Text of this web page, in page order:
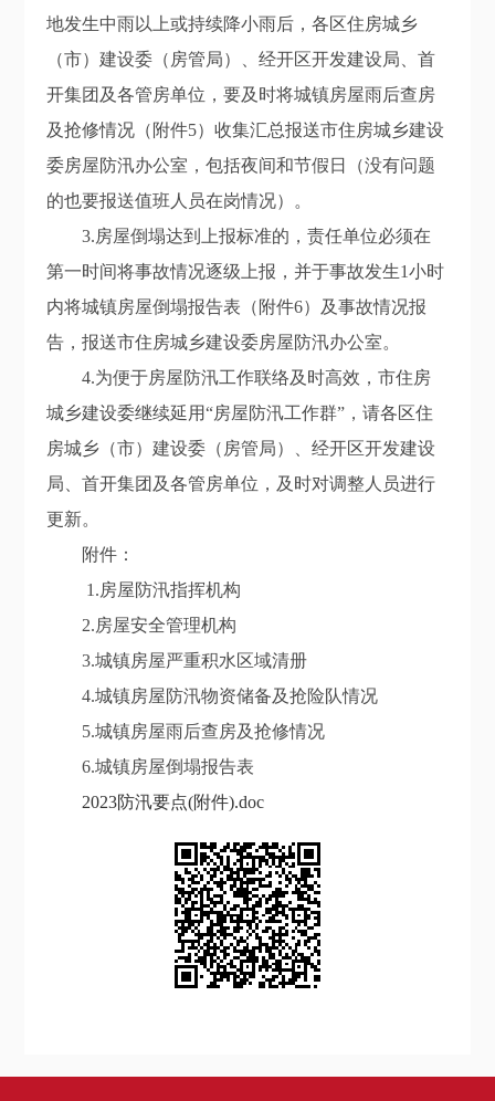
地发生中雨以上或持续降小雨后，各区住房城乡
（市）建设委（房管局） 、经开区开发建设局 、首
开集团 及各管房单位 ，要及时将城镇房屋雨后查房
及抢修情况（附件5）收集汇总报送市住房城乡建设
委房屋防汛办公室，包括夜间和节假日
（没有问题
的也要报送值班人员在岗情况）。
3.房屋倒塌达到上报标准的，责任单位必须在
第一时间将事故情况逐级上报，并于事故发生1小时
内将城镇房屋倒塌报告表（附件6） 及事故情况报
告 ，报送市住房城乡建设委房屋防汛办公室。
4.为便于房屋防汛工作联络及时高效 ，市住房
城乡建设委继续延用“房屋防汛工作群”，请各区住
房城乡（市）建设委（房管局）
、经开区开发建设
局 、首开集团 及各管房单位 ， 及时对调整 人员进行
更新。
附件：
1.房屋防汛指挥机构
2.房屋安全管理机构
3.城镇房屋严重积水区域清册
4.城镇房屋防汛物资储备及抢险队情况
5.城镇房屋雨后查房及抢修情况
6.城镇房屋倒塌报告表
2023防汛要点(附件).doc